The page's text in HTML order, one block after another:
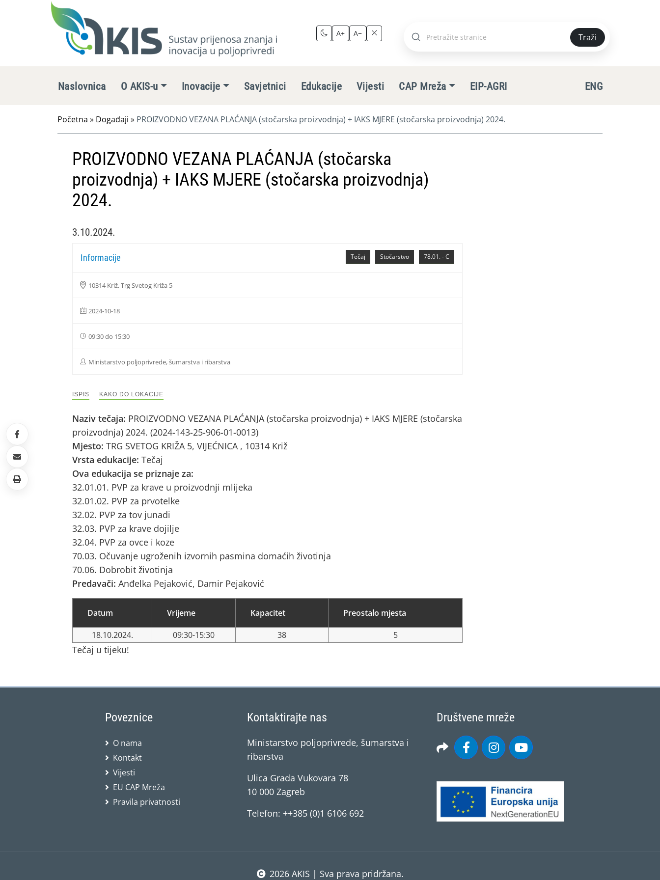
A+ A−
Pretraži
Traži
Naslovnica O AKIS-u Inovacije Savjetnici Edukacije Vijesti CAP Mreža EIP-AGRI ENG
Početna » Događaji » PROIZVODNO VEZANA PLAĆANJA (stočarska proizvodnja) + IAKS MJERE (stočarska proizvodnja) 2024.
PROIZVODNO VEZANA PLAĆANJA (stočarska
proizvodnja) + IAKS MJERE (stočarska proizvodnja)
2024.
3.10.2024.
78.01. - C
Stočarstvo
Tečaj
Informacije
10314 Križ, Trg Svetog Križa 5
2024-10-18
09:30 do 15:30
Ministarstvo poljoprivrede, šumarstva i ribarstva
ISPIS KAKO DO LOKACIJE
Naziv tečaja: PROIZVODNO VEZANA PLAĆANJA (stočarska proizvodnja) + IAKS MJERE (stočarska
proizvodnja) 2024. (2024-143-25-906-01-0013)
Mjesto: TRG SVETOG KRIŽA 5, VIJEĆNICA , 10314 Križ
Vrsta edukacije: Tečaj
Ova edukacija se priznaje za:
32.01.01. PVP za krave u proizvodnji mlijeka
32.01.02. PVP za prvotelke
32.02. PVP za tov junadi
32.03. PVP za krave dojilje
32.04. PVP za ovce i koze
70.03. Očuvanje ugroženih izvornih pasmina domaćih životinja
70.06. Dobrobit životinja
Predavači: Anđelka Pejaković, Damir Pejaković
Datum Vrijeme Kapacitet Preostalo mjesta
18.10.2024. 09:30-15:30 38 5
Tečaj u tijeku!
Poveznice
O nama
Kontakt
Vijesti
EU CAP Mreža
Pravila privatnosti
Kontaktirajte nas
Ministarstvo poljoprivrede, šumarstva i
ribarstva
Ulica Grada Vukovara 78
10 000 Zagreb
Telefon: ++385 (0)1 6106 692
Društvene mreže
2026 AKIS | Sva prava pridržana.